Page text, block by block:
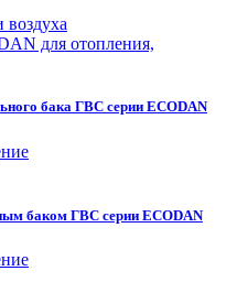
для отопления,
бака ГВС серии ECODAN
баком ГВС серии ECODAN